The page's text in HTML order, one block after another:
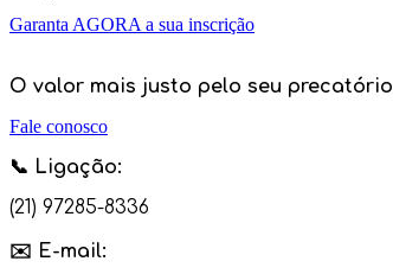
Garanta AGORA a sua inscrição
O valor mais justo pelo seu precatório
Fale conosco
📞 Ligação:
(21) 97285-8336
✉️ E-mail: